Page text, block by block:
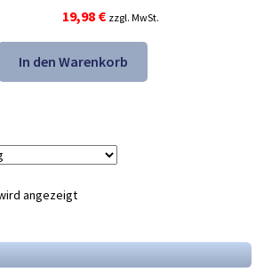
Ursprünglicher
Preis
war:
29,19 €
19,98 €Aktueller
Preis
ist:
19,98 €.
zzgl. MwSt.
In den Warenkorb
angezeigt